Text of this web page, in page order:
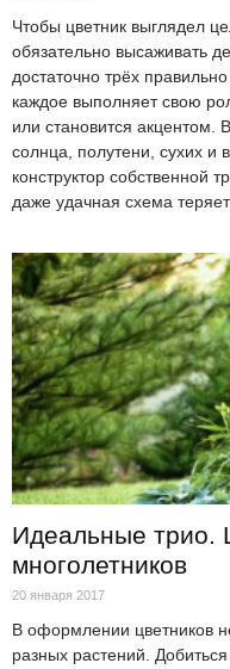
Чтобы цветник выглядел
обязательно высаживать
достаточно трёх
каждое выполняет свою
или становится акцентом.
солнца, полутени, сухих и
конструктор собственной
даже удачная схема
Идеальные трио.
многолетников
20 января 2017
В оформлении цветников
разных растений.